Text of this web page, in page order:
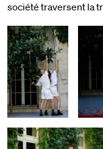
société traversent la